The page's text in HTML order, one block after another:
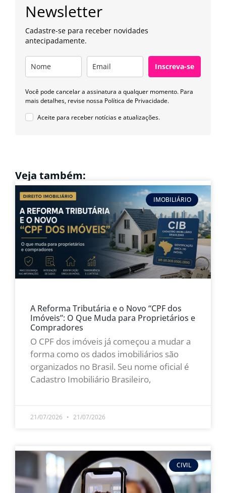
Newsletter
Cadastre-se para receber novidades
antecipadamente.
Inscreva-se
Você pode cancelar a assinatura a qualquer momento. Para
mais detalhes, revise nossa Política de Privacidade.
Aceite para receber notícias e atualizações.
Veja também:
IMOBILIÁRIO
A Reforma Tributária e o Novo “CPF dos
Imóveis”: O Que Muda para Proprietários e
Compradores
O CPF dos imóveis já começou a mudar a
forma como os dados imobiliários são
organizados no Brasil. Seu nome oficial é
Cadastro Imobiliário Brasileiro,
21/07/2026 21/07/2026
CIVIL